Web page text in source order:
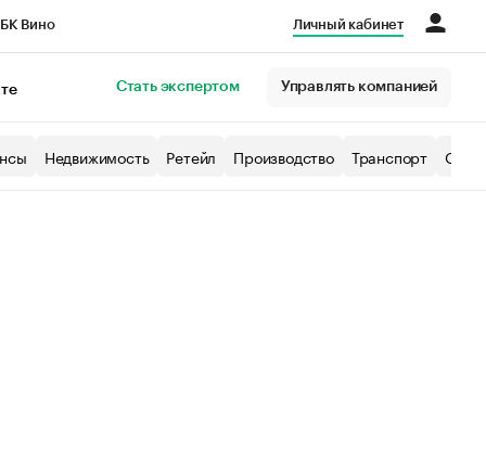
Вино Личный кабинет
Стать экспертом Управлять компанией
Недвижимость Ретейл Производство Транспорт